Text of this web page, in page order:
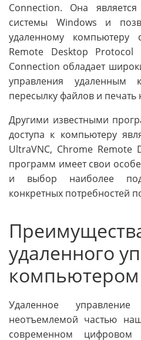
Connection. Она
системы Windows и
удаленному
Remote Desktop Protocol
Connection обладает
управления удаленным
пересылку файлов и
Другими известными
доступа к компьютеру
UltraVNC, Chrome Remote
программ имеет свои
и выбор наиболее
конкретных потребностей
удаленного
компьютером
Удаленное
неотъемлемой частью
современном